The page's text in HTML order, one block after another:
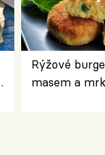
Rýžové
masem a